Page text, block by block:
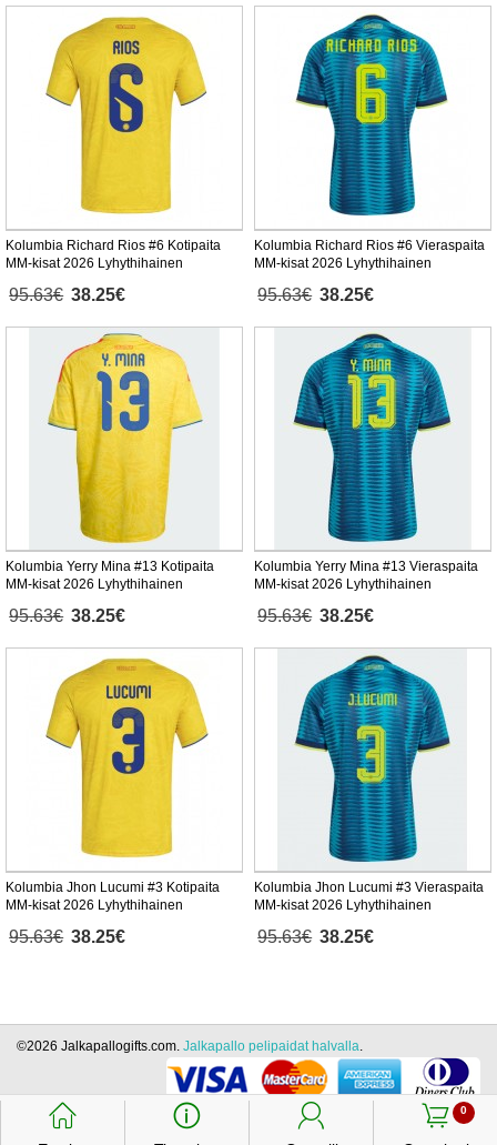
Kolumbia Richard Rios #6 Kotipaita
MM-kisat 2026 Lyhythihainen
95.63€ 38.25€
Kolumbia Richard Rios #6 Vieraspaita
MM-kisat 2026 Lyhythihainen
95.63€ 38.25€
Kolumbia Yerry Mina #13 Kotipaita
MM-kisat 2026 Lyhythihainen
95.63€ 38.25€
Kolumbia Yerry Mina #13 Vieraspaita
MM-kisat 2026 Lyhythihainen
95.63€ 38.25€
Kolumbia Jhon Lucumi #3 Kotipaita
MM-kisat 2026 Lyhythihainen
95.63€ 38.25€
Kolumbia Jhon Lucumi #3 Vieraspaita
MM-kisat 2026 Lyhythihainen
95.63€ 38.25€
󰃱 󰈢 󰃳 0
󰃦
©2026 Jalkapallogifts.com. Jalkapallo pelipaidat halvalla.